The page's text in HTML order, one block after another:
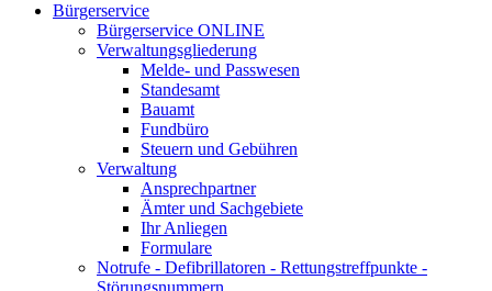
Bürgerservice
Bürgerservice ONLINE
Verwaltungsgliederung
Melde- und Passwesen
Standesamt
Bauamt
Fundbüro
Steuern und Gebühren
Verwaltung
Ansprechpartner
Ämter und Sachgebiete
Ihr Anliegen
Formulare
Notrufe - Defibrillatoren - Rettungstreffpunkte -
Störungsnummern